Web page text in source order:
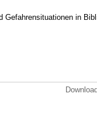
Gefahrensituationen in